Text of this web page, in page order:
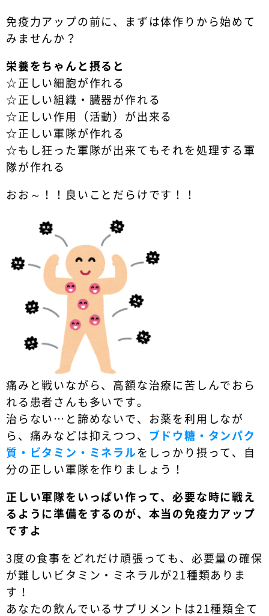
免疫力アップの前に、まずは体作りから始めて
みませんか？
栄養をちゃんと摂ると
☆正しい細胞が作れる
☆正しい組織・臓器が作れる
☆正しい作用（活動）が出来る
☆正しい軍隊が作れる
☆もし狂った軍隊が出来てもそれを処理する軍
隊が作れる
おお～！！良いことだらけです！！
痛みと戦いながら、高額な治療に苦しんでおら
れる患者さんも多いです。
治らない…と諦めないで、お薬を利用しなが
ら、痛みなどは抑えつつ、 ブドウ糖・タンパク
質・ビタミン・ミネラル をしっかり摂って、自
分の正しい軍隊を作りましょう！
正しい軍隊をいっぱい作って、必要な時に戦え
るように準備をするのが、本当の免疫力アップ
ですよ
3度の食事をどれだけ頑張っても、必要量の確保
が難しいビタミン・ミネラルが21種類ありま
す！
あなたの飲んでいるサプリメントは21種類全て